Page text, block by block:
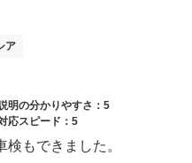
ア
明の分かりやすさ：5
応スピード：5
もできました。